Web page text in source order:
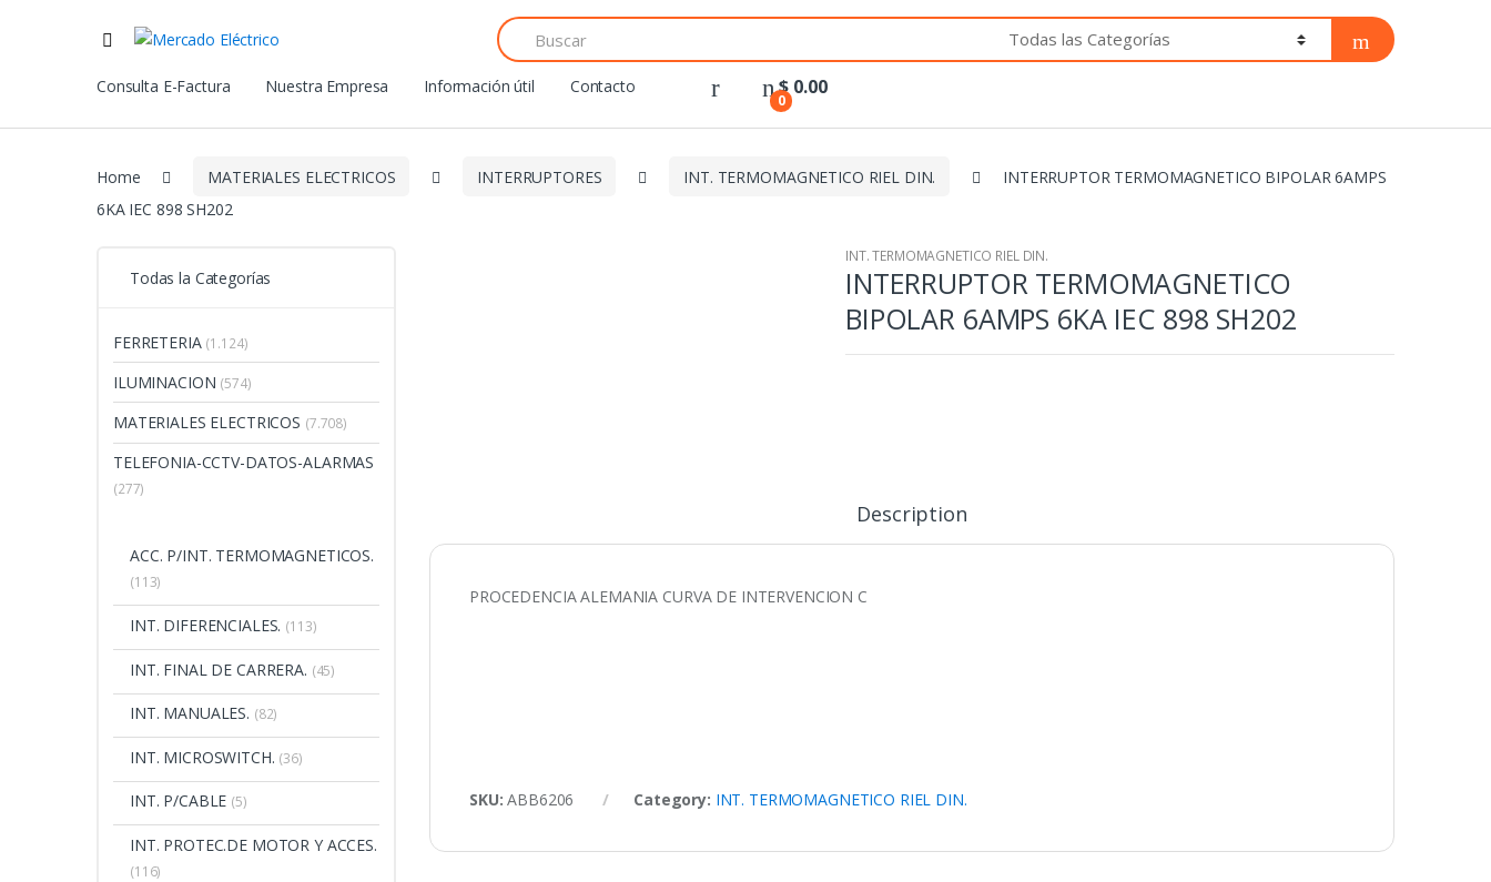
Search
for:
Consulta E-Factura
Nuestra Empresa Información útil Contacto
0
$ 0.00
Home MATERIALES ELECTRICOS INTERRUPTORES INT. TERMOMAGNETICO RIEL DIN.
INTERRUPTOR TERMOMAGNETICO BIPOLAR 6AMPS
6KA IEC 898 SH202
INT. TERMOMAGNETICO RIEL DIN.
INTERRUPTOR TERMOMAGNETICO
BIPOLAR 6AMPS 6KA IEC 898 SH202
Description
PROCEDENCIA ALEMANIA CURVA DE INTERVENCION C
SKU:ABB6206 Category: INT. TERMOMAGNETICO RIEL DIN.
Todas la Categorías
FERRETERIA (1.124)
ILUMINACION (574)
MATERIALES ELECTRICOS (7.708)
TELEFONIA-CCTV-DATOS-ALARMAS
(277)
ACC. P/INT. TERMOMAGNETICOS.
(113)
INT. DIFERENCIALES. (113)
INT. FINAL DE CARRERA. (45)
INT. MANUALES. (82)
INT. MICROSWITCH. (36)
INT. P/CABLE (5)
INT. PROTEC.DE MOTOR Y ACCES.
(116)